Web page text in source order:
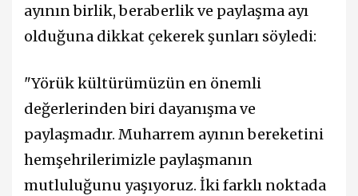
ayının birlik, beraberlik ve paylaşma ayı
olduğuna dikkat çekerek şunları söyledi:
"Yörük kültürümüzün en önemli
değerlerinden biri dayanışma ve
paylaşmadır. Muharrem ayının bereketini
hemşehrilerimizle paylaşmanın
mutluluğunu yaşıyoruz. İki farklı noktada